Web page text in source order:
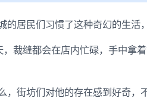
居民们习惯了这种奇幻的生活
裁缝都会在店内忙碌，手中拿
街坊们对他的存在感到好奇，